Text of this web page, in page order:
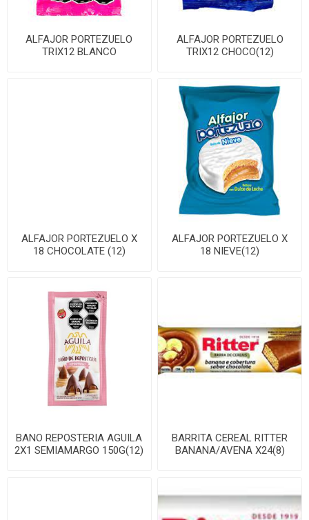
ALFAJOR PORTEZUELO
TRIX12 BLANCO
ALFAJOR PORTEZUELO
TRIX12 CHOCO(12)
ALFAJOR PORTEZUELO X
18 CHOCOLATE (12)
ALFAJOR PORTEZUELO X
18 NIEVE(12)
BANO REPOSTERIA AGUILA
2X1 SEMIAMARGO 150G(12)
BARRITA CEREAL RITTER
BANANA/AVENA X24(8)